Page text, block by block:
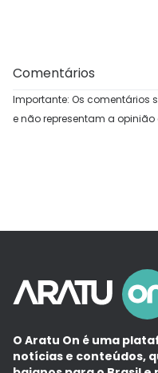
Comentários
Importante: Os comentários
e não representam a opinião
O Aratu On é uma
notícias e conteúdos,